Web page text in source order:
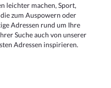
leichter machen, Sport,
zum Auspowern oder
Adressen rund um Ihre
Suche auch von unserer
Adressen inspirieren.